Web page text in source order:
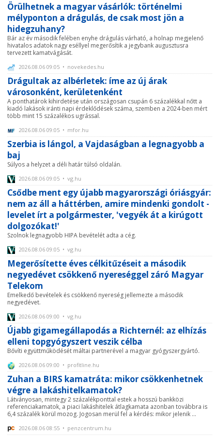
Örülhetnek a magyar vásárlók: történelmi
mélyponton a drágulás, de csak most jön a
hidegzuhany?
Bár az év második felében enyhe drágulás várható, a holnap megjelenő
hivatalos adatok nagy eséllyel megerősítik a jegybank augusztusra
tervezett kamatvágását.
2026.08.06 09:05 • novekedes.hu
Drágultak az albérletek: íme az új árak
városonként, kerületenként
A ponthatárok kihirdetése után országosan csupán 6 százalékkal nőtt a
kiadó lakások iránti napi érdeklődések száma, szemben a 2024-ben mért
több mint 15 százalékos ugrással.
2026.08.06 09:05 • mfor.hu
Szerbia is lángol, a Vajdaságban a legnagyobb a
baj
Súlyos a helyzet a déli határ túlsó oldalán.
2026.08.06 09:05 • vg.hu
Csődbe ment egy újabb magyarországi óriásgyár:
nem az áll a háttérben, amire mindenki gondolt -
levelet írt a polgármester, 'vegyék át a kirúgott
dolgozókat!'
Szolnok legnagyobb HIPA bevételét adta a cég.
2026.08.06 09:05 • vg.hu
Megerősítette éves célkitűzéseit a második
negyedévet csökkenő nyereséggel záró Magyar
Telekom
Emelkedő bevételek és csökkenő nyereség jellemezte a második
negyedévet.
2026.08.06 09:00 • vg.hu
Újabb gigamegállapodás a Richternél: az elhízás
elleni topgyógyszert veszik célba
Bővíti együttműködését máltai partnerével a magyar gyógyszergyártó.
2026.08.06 09:00 • profitline.hu
Zuhan a BIRS kamatráta: mikor csökkenhetnek
végre a lakáshitelkamatok?
Látványosan, mintegy 2 százalékponttal estek a hosszú bankközi
referenciakamatok, a piaci lakáshitelek átlagkamata azonban továbbra is
6,4 százalék körül mozog. Jogosan merül fel a kérdés: mikor jelenik ...
2026.08.06 08:55 • penzcentrum.hu